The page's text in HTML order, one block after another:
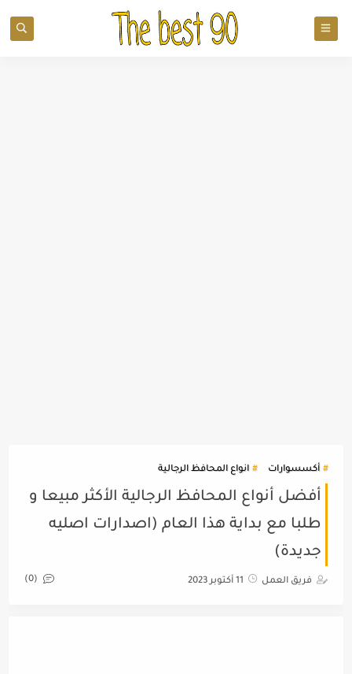
أكسسوارات انواع المحافظ الرجالية
أفضل أنواع المحافظ الرجالية الأكثر مبيعا و
طلبا مع بداية هذا العام (اصدارات اصليه
جديدة)
فريق العمل 11 أكتوبر 2023 (0)